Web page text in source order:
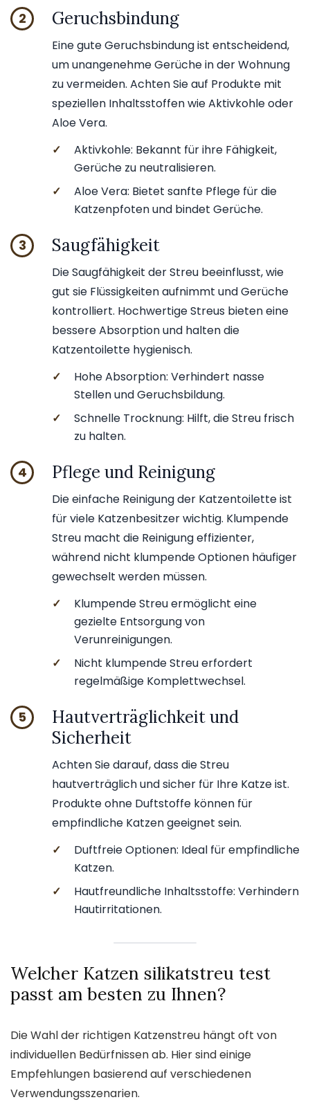
2 Geruchsbindung
Eine gute Geruchsbindung ist entscheidend,
um unangenehme Gerüche in der Wohnung
zu vermeiden. Achten Sie auf Produkte mit
speziellen Inhaltsstoffen wie Aktivkohle oder
Aloe Vera.
✓
Aktivkohle: Bekannt für ihre Fähigkeit,
Gerüche zu neutralisieren.
✓
Aloe Vera: Bietet sanfte Pflege für die
Katzenpfoten und bindet Gerüche.
3 Saugfähigkeit
Die Saugfähigkeit der Streu beeinflusst, wie
gut sie Flüssigkeiten aufnimmt und Gerüche
kontrolliert. Hochwertige Streus bieten eine
bessere Absorption und halten die
Katzentoilette hygienisch.
✓
Hohe Absorption: Verhindert nasse
Stellen und Geruchsbildung.
✓
Schnelle Trocknung: Hilft, die Streu frisch
zu halten.
4 Pflege und Reinigung
Die einfache Reinigung der Katzentoilette ist
für viele Katzenbesitzer wichtig. Klumpende
Streu macht die Reinigung effizienter,
während nicht klumpende Optionen häufiger
gewechselt werden müssen.
✓
Klumpende Streu ermöglicht eine
gezielte Entsorgung von
Verunreinigungen.
✓
Nicht klumpende Streu erfordert
regelmäßige Komplettwechsel.
5
Hautverträglichkeit und
Sicherheit
Achten Sie darauf, dass die Streu
hautverträglich und sicher für Ihre Katze ist.
Produkte ohne Duftstoffe können für
empfindliche Katzen geeignet sein.
✓
Duftfreie Optionen: Ideal für empfindliche
Katzen.
✓
Hautfreundliche Inhaltsstoffe: Verhindern
Hautirritationen.
Welcher Katzen silikatstreu test
passt am besten zu Ihnen?
Die Wahl der richtigen Katzenstreu hängt oft von
individuellen Bedürfnissen ab. Hier sind einige
Empfehlungen basierend auf verschiedenen
Verwendungsszenarien.